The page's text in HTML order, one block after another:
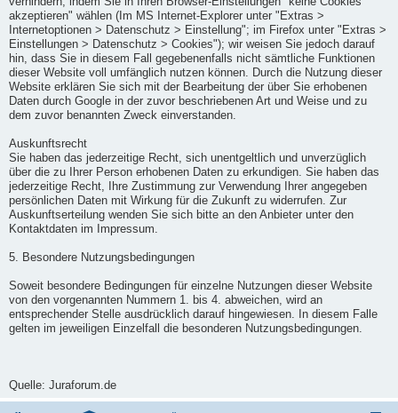
akzeptieren" wählen (Im MS Internet-Explorer unter "Extras >
Internetoptionen > Datenschutz > Einstellung"; im Firefox unter "Extras >
Einstellungen > Datenschutz > Cookies"); wir weisen Sie jedoch darauf
hin, dass Sie in diesem Fall gegebenenfalls nicht sämtliche Funktionen
dieser Website voll umfänglich nutzen können. Durch die Nutzung dieser
Website erklären Sie sich mit der Bearbeitung der über Sie erhobenen
Daten durch Google in der zuvor beschriebenen Art und Weise und zu
dem zuvor benannten Zweck einverstanden.
Auskunftsrecht
Sie haben das jederzeitige Recht, sich unentgeltlich und unverzüglich
über die zu Ihrer Person erhobenen Daten zu erkundigen. Sie haben das
jederzeitige Recht, Ihre Zustimmung zur Verwendung Ihrer angegeben
persönlichen Daten mit Wirkung für die Zukunft zu widerrufen. Zur
Auskunftserteilung wenden Sie sich bitte an den Anbieter unter den
Kontaktdaten im Impressum.
5. Besondere Nutzungsbedingungen
Soweit besondere Bedingungen für einzelne Nutzungen dieser Website
von den vorgenannten Nummern 1. bis 4. abweichen, wird an
entsprechender Stelle ausdrücklich darauf hingewiesen. In diesem Falle
gelten im jeweiligen Einzelfall die besonderen Nutzungsbedingungen.
Quelle: Juraforum.de